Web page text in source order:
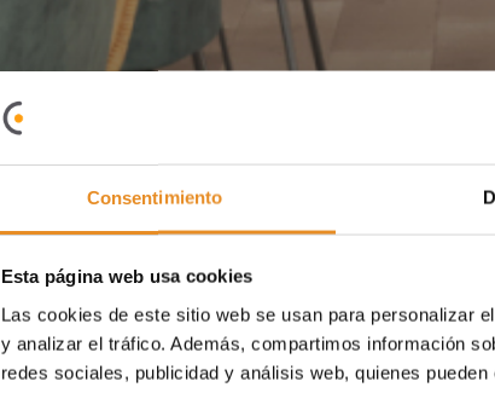
Consentimiento
Esta página web usa cookies
Las cookies de este sitio web se usan para personalizar
y analizar el tráfico. Además, compartimos información
redes sociales, publicidad y análisis web, quienes